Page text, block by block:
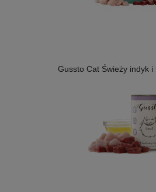
Gussto Cat Świeży indyk i